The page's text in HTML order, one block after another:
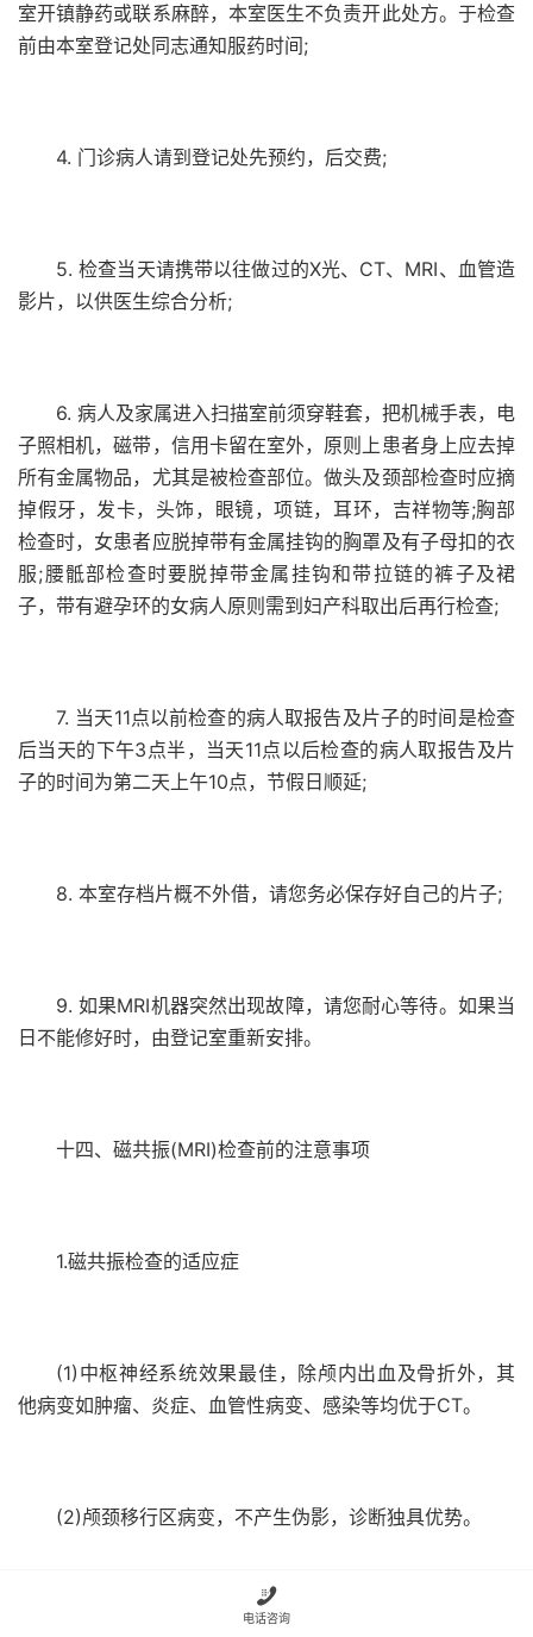
室开镇静药或联系麻醉，本室医生不负责开此处方。于检查
前由本室登记处同志通知服药时间;
4. 门诊病人请到登记处先预约，后交费;
5. 检查当天请携带以往做过的X光、CT、MRI、血管造
影片，以供医生综合分析;
6. 病人及家属进入扫描室前须穿鞋套，把机械手表，电
子照相机，磁带，信用卡留在室外，原则上患者身上应去掉
所有金属物品，尤其是被检查部位。做头及颈部检查时应摘
掉假牙，发卡，头饰，眼镜，项链，耳环，吉祥物等;胸部
检查时，女患者应脱掉带有金属挂钩的胸罩及有子母扣的衣
服;腰骶部检查时要脱掉带金属挂钩和带拉链的裤子及裙
子，带有避孕环的女病人原则需到妇产科取出后再行检查;
7. 当天11点以前检查的病人取报告及片子的时间是检查
后当天的下午3点半，当天11点以后检查的病人取报告及片
子的时间为第二天上午10点，节假日顺延;
8. 本室存档片概不外借，请您务必保存好自己的片子;
9. 如果MRI机器突然出现故障，请您耐心等待。如果当
日不能修好时，由登记室重新安排。
十四、磁共振(MRI)检查前的注意事项
1.磁共振检查的适应症
(1)中枢神经系统效果最佳，除颅内出血及骨折外，其
他病变如肿瘤、炎症、血管性病变、感染等均优于CT。
(2)颅颈移行区病变，不产生伪影，诊断独具优势。
(3)颈部病变可清晰显示咽、喉、甲状腺、淋巴结、血

电话咨询